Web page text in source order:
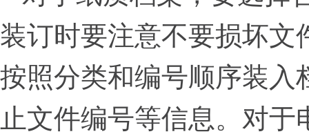
装订时要注意不要损坏文
按照分类和编号顺序装入
止文件编号等信息。对